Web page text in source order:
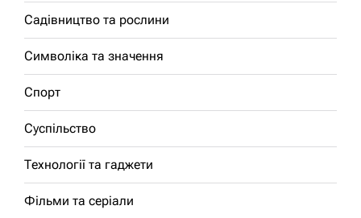
Садівництво та рослини
Символіка та значення
Спорт
Суспільство
Технології та гаджети
Фільми та серіали